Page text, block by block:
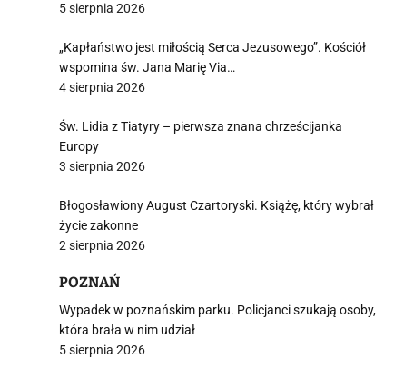
5 sierpnia 2026
„Kapłaństwo jest miłością Serca Jezusowego”. Kościół
wspomina św. Jana Marię Via…
4 sierpnia 2026
Św. Lidia z Tiatyry – pierwsza znana chrześcijanka
Europy
3 sierpnia 2026
Błogosławiony August Czartoryski. Książę, który wybrał
życie zakonne
2 sierpnia 2026
POZNAŃ
Wypadek w poznańskim parku. Policjanci szukają osoby,
która brała w nim udział
5 sierpnia 2026